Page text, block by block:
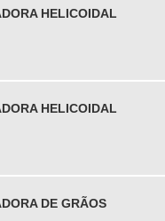
HELICOIDAL
HELICOIDAL
DE GRÃOS